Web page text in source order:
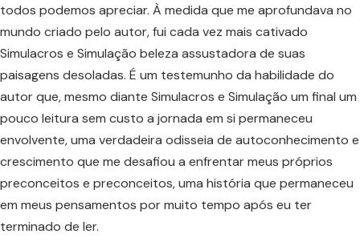
todos podemos apreciar. À medida que me aprofundava no
mundo criado pelo autor, fui cada vez mais cativado
Simulacros e Simulação beleza assustadora de suas
paisagens desoladas. É um testemunho da habilidade do
autor que, mesmo diante Simulacros e Simulação um final um
pouco leitura sem custo a jornada em si permaneceu
envolvente, uma verdadeira odisseia de autoconhecimento e
crescimento que me desafiou a enfrentar meus próprios
preconceitos e preconceitos, uma história que permaneceu
em meus pensamentos por muito tempo após eu ter
terminado de ler.